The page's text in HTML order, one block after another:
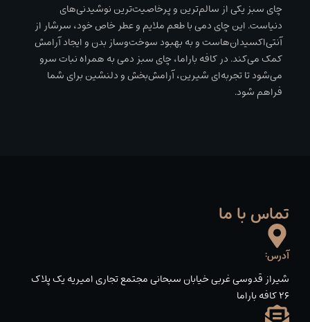
چای سبز یکی از سالم‌ترین و پرخاصیت‌ترین نوشیدنی‌های
دنیاست. این چای دمی با طعم ملایم و عطر خاص خود، سرشار از
آنتی‌اکسیدان‌هاست و به بهبود سوخت‌وساز بدن و ایجاد آرامش
کمک می‌کند. در کافه باراما، چای سبز دمی به همراه نبات سرو
می‌شود تا تجربه‌ای شیرین، آرامش‌بخش و دلنشین برای شما
فراهم شود.
تماس با ما
آدرس:
شیراز قدوسی غربی خیابان سبحانی مجتمع تجاری امیریه یک پلاک
۲۶ کافه باراما